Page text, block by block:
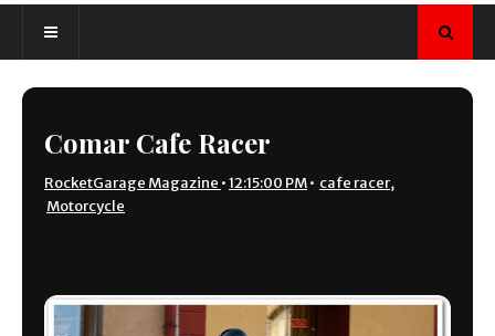
Comar Cafe Racer
RocketGarage Magazine •12:15:00 PM• cafe racer,
Motorcycle